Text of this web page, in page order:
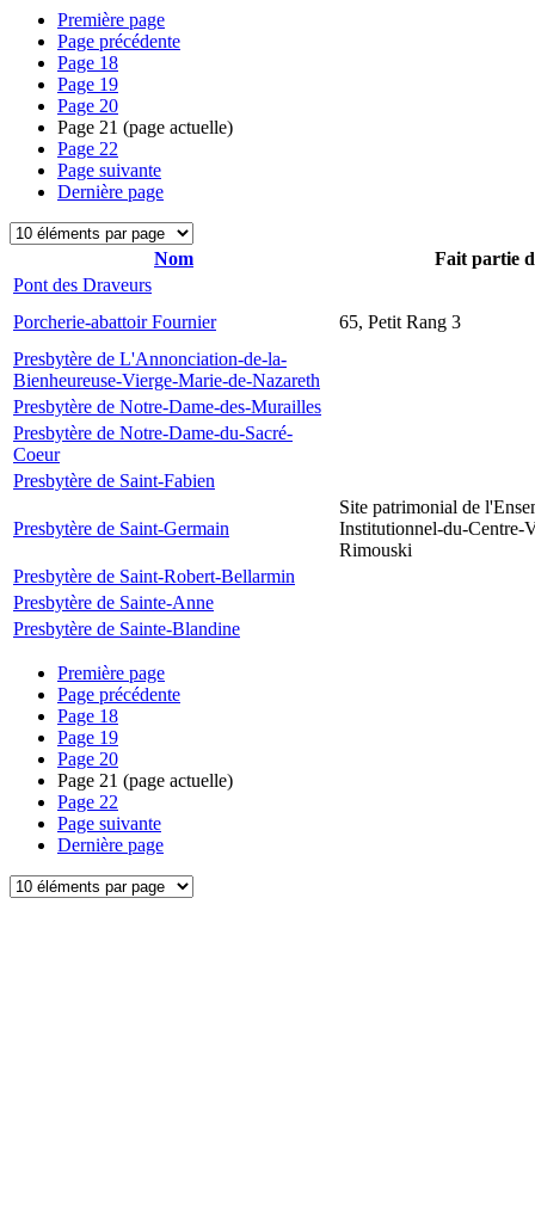
Première page
Page précédente
Page 18
Page 19
Page 20
Page 21 (page actuelle)
Page 22
Page suivante
Dernière page
Nom
Fait partie
Pont des Draveurs
Porcherie-abattoir Fournier
65, Petit Rang 3
Presbytère de L'Annonciation-de-la-
Bienheureuse-Vierge-Marie-de-Nazareth
Presbytère de Notre-Dame-des-Murailles
Presbytère de Notre-Dame-du-Sacré-
Coeur
Presbytère de Saint-Fabien
Presbytère de Saint-Germain
Site patrimonial de
Institutionnel-du-Centre-
Rimouski
Presbytère de Saint-Robert-Bellarmin
Presbytère de Sainte-Anne
Presbytère de Sainte-Blandine
Première page
Page précédente
Page 18
Page 19
Page 20
Page 21 (page actuelle)
Page 22
Page suivante
Dernière page